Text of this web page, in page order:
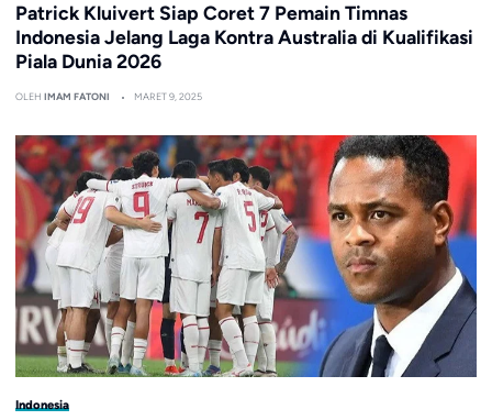
Patrick Kluivert Siap Coret 7 Pemain Timnas
Indonesia Jelang Laga Kontra Australia di Kualifikasi
Piala Dunia 2026
OLEH IMAM FATONI MARET 9, 2025
Indonesia